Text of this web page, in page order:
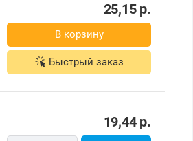
25,15р.
В корзину
Быстрый заказ
19,44р.